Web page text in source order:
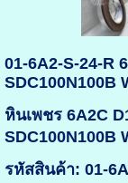
01-6A2-S-24-R
SDC100N100B
หินเพชร 6A2C
SDC100N100B
รหัสสินค้า: 01-